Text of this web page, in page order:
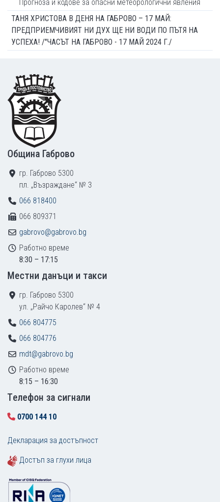
Прогноза и кодове за опасни метеорологични явления
ТАНЯ ХРИСТОВА В ДЕНЯ НА ГАБРОВО – 17 МАЙ:
ПРЕДПРИЕМЧИВИЯТ НИ ДУХ ЩЕ НИ ВОДИ ПО ПЪТЯ НА
УСПЕХА! /"ЧАСЪТ НА ГАБРОВО - 17 МАЙ 2024 Г./
Footer
Община Габрово
гр. Габрово 5300
пл. „Възраждане“ № 3
066 818400
066 809371
gabrovo@gabrovo.bg
Работно време
8:30 – 17:15
Местни данъци и такси
гр. Габрово 5300
ул. „Райчо Каролев“ № 4
066 804775
066 804776
mdt@gabrovo.bg
Работно време
8:15 – 16:30
Tелефон за сигнали
0700 144 10
Декларация за достъпност
Достъп за глухи лица